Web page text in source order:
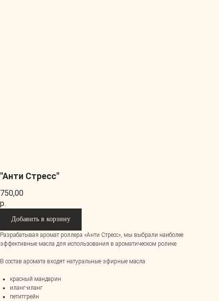
"Анти Стресс"
750,00
р.
Добавить в корзину
Разрабатывая аромат роллера «Анти Стресс», мы выбрали наиболее
эффективные масла для использования в ароматическом ролике.
В состав аромата входят натуральные эфирные масла:
красный мандарин
иланг-иланг
петитгрейн